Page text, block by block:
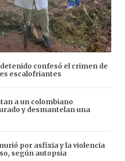
confesó el crimen de
escalofriantes
a un colombiano
y desmantelan una
por asfixia y la violencia
según autopsia